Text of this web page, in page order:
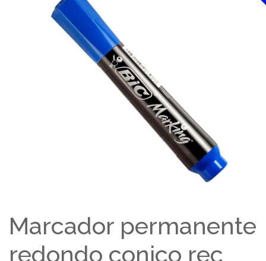
Marcador permanente
redondo conico rec